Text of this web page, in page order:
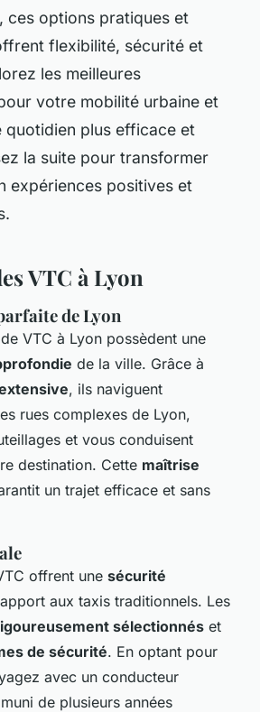
ces options pratiques et
flexibilité, sécurité et
les meilleures
votre mobilité urbaine et
quotidien plus efficace et
la suite pour transformer
expériences positives et
VTC à Lyon
de Lyon
VTC à Lyon possèdent une
de la ville. Grâce à
, ils naviguent
rues complexes de Lyon,
et vous conduisent
destination. Cette maîtrise
un trajet efficace et sans
offrent une sécurité
aux taxis traditionnels. Les
sélectionnés et
de sécurité. En optant pour
avec un conducteur
de plusieurs années